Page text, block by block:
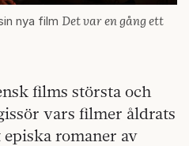
nya film Det var en gång ett
films största och
vars filmer åldrats
romaner av